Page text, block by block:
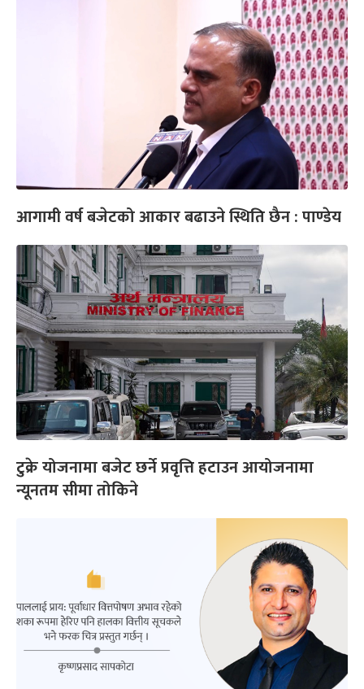
आगामी वर्ष बजेटको आकार बढाउने स्थिति छैन : पाण्डेय
टुक्रे योजनामा बजेट छर्ने प्रवृत्ति हटाउन आयोजनामा
न्यूनतम सीमा तोकिने